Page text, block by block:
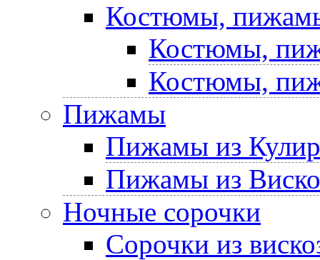
Костюмы,
Костюмы,
Костюмы,
Пижамы
Пижамы из
Пижамы из
Ночные сорочки
Сорочки из